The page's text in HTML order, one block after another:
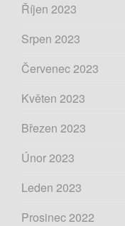
Říjen 2023
Srpen 2023
Červenec 2023
Květen 2023
Březen 2023
Únor 2023
Leden 2023
Prosinec 2022